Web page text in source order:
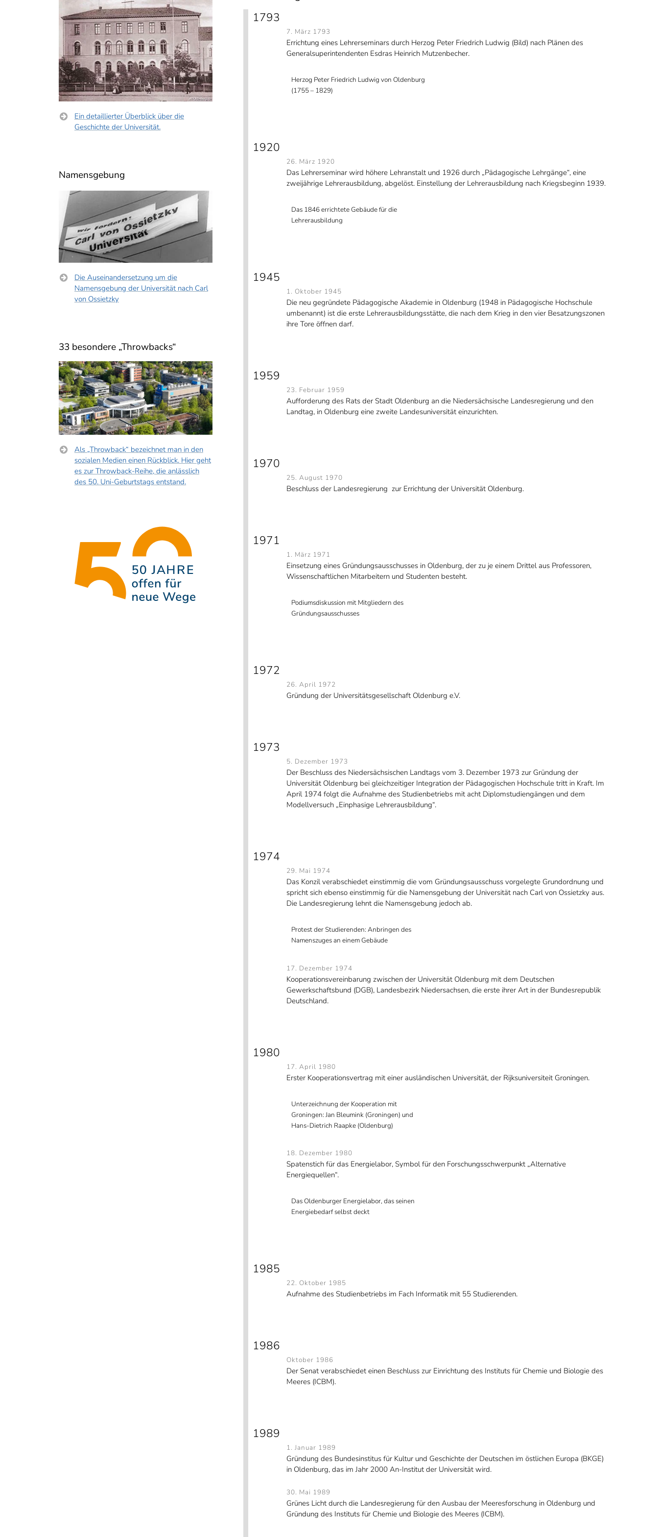
Ein detaillierter Überblick über die
Geschichte der Universität.
Namensgebung
Die Auseinandersetzung um die
Namensgebung der Universität nach Carl
von Ossietzky
33 besondere „Throwbacks“
Als „Throwback“ bezeichnet man in den
sozialen Medien einen Rückblick. Hier geht
es zur Throwback-Reihe, die anlässlich
des 50. Uni-Geburtstags entstand.
1793
7. März 1793
Errichtung eines Lehrerseminars durch Herzog Peter Friedrich Ludwig (Bild) nach Plänen des
Generalsuperintendenten Esdras Heinrich Mutzenbecher.
Herzog Peter Friedrich Ludwig von Oldenburg
(1755 – 1829)
1920
26. März 1920
Das Lehrerseminar wird höhere Lehranstalt und 1926 durch „Pädagogische Lehrgänge“, eine
zweijährige Lehrerausbildung, abgelöst. Einstellung der Lehrerausbildung nach Kriegsbeginn 1939.
Das 1846 errichtete Gebäude für die
Lehrerausbildung
1945
1. Oktober 1945
Die neu gegründete Pädagogische Akademie in Oldenburg (1948 in Pädagogische Hochschule
umbenannt) ist die erste Lehrerausbildungsstätte, die nach dem Krieg in den vier Besatzungszonen
ihre Tore öffnen darf.
1959
23. Februar 1959
Aufforderung des Rats der Stadt Oldenburg an die Niedersächsische Landesregierung und den
Landtag, in Oldenburg eine zweite Landesuniversität einzurichten.
1970
25. August 1970
Beschluss der Landesregierung zur Errichtung der Universität Oldenburg.
1971
1. März 1971
Einsetzung eines Gründungsausschusses in Oldenburg, der zu je einem Drittel aus Professoren,
Wissenschaftlichen Mitarbeitern und Studenten besteht.
Podiumsdiskussion mit Mitgliedern des
Gründungsausschusses
1972
26. April 1972
Gründung der Universitätsgesellschaft Oldenburg e.V.
1973
5. Dezember 1973
Der Beschluss des Niedersächsischen Landtags vom 3. Dezember 1973 zur Gründung der
Universität Oldenburg bei gleichzeitiger Integration der Pädagogischen Hochschule tritt in Kraft. Im
April 1974 folgt die Aufnahme des Studienbetriebs mit acht Diplomstudiengängen und dem
Modellversuch „Einphasige Lehrerausbildung“.
1974
29. Mai 1974
Das Konzil verabschiedet einstimmig die vom Gründungsausschuss vorgelegte Grundordnung und
spricht sich ebenso einstimmig für die Namensgebung der Universität nach Carl von Ossietzky aus.
Die Landesregierung lehnt die Namensgebung jedoch ab.
Protest der Studierenden: Anbringen des
Namenszuges an einem Gebäude
17. Dezember 1974
Kooperationsvereinbarung zwischen der Universität Oldenburg mit dem Deutschen
Gewerkschaftsbund (DGB), Landesbezirk Niedersachsen, die erste ihrer Art in der Bundesrepublik
Deutschland.
1980
17. April 1980
Erster Kooperationsvertrag mit einer ausländischen Universität, der Rijksuniversiteit Groningen.
Unterzeichnung der Kooperation mit
Groningen: Jan Bleumink (Groningen) und
Hans-Dietrich Raapke (Oldenburg)
18. Dezember 1980
Spatenstich für das Energielabor, Symbol für den Forschungsschwerpunkt „Alternative
Energiequellen“.
Das Oldenburger Energielabor, das seinen
Energiebedarf selbst deckt
1985
22. Oktober 1985
Aufnahme des Studienbetriebs im Fach Informatik mit 55 Studierenden.
1986
Oktober 1986
DerSenat verabschiedet einen Beschluss zur Einrichtung des Instituts für Chemie und Biologie des
Meeres (ICBM).
1989
1. Januar 1989
Gründung des Bundesinstitus für Kultur und Geschichte der Deutschen im östlichen Europa (BKGE)
in Oldenburg, das im Jahr 2000 An-Institut der Universität wird.
30. Mai 1989
Grünes Licht durch die Landesregierung für den Ausbau der Meeresforschung in Oldenburg und
Gründung des Instituts für Chemie und Biologie des Meeres (ICBM).